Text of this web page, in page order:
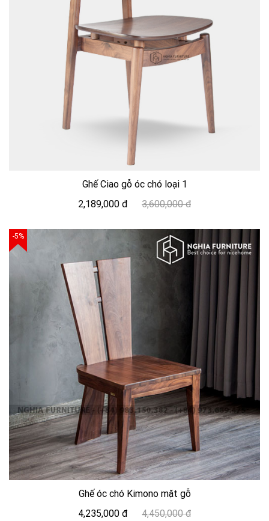
Ghế Ciao gỗ óc chó loại 1
2,189,000 đ
3,600,000 đ
-5%
Ghế óc chó Kimono mặt gỗ
4,235,000 đ
4,450,000 đ